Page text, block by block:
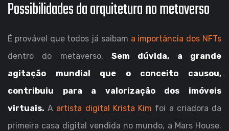
Possibilidades da arquitetura no metaverso
É provável que todos já saibam a importância dos NFTs
dentro do metaverso. Sem dúvida, a grande
agitação mundial que o conceito causou,
contribuiu para a valorização dos imóveis
virtuais. A artista digital Krista Kim foi a criadora da
primeira casa digital vendida no mundo, a Mars House.